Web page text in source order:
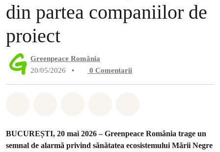
din partea companiilor de
proiect
Greenpeace România
20/05/2026
• 0 Comentarii
BUCUREȘTI, 20 mai 2026 – Greenpeace România trage un
semnal de alarmă privind sănătatea ecosistemului Mării Negre